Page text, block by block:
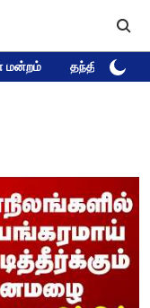
மன்றம் தந்தி டிவி